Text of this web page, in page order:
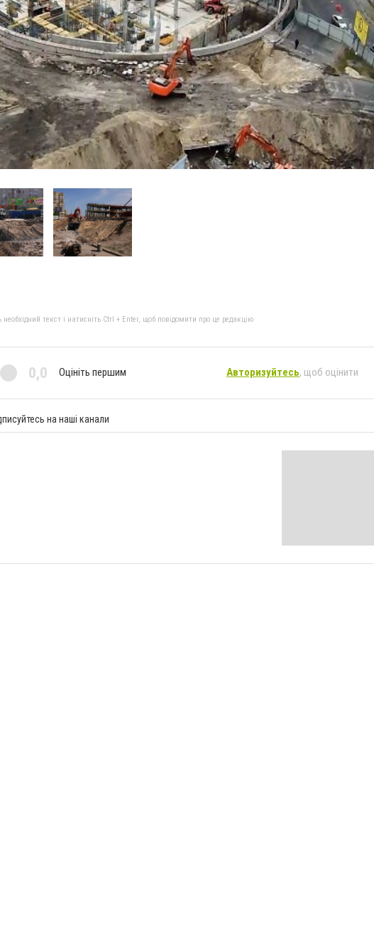
текст і натисніть Ctrl + Enter, щоб повідомити про це редакцію
0,0 Оцініть першим Авторизуйтесь, щоб оцінити
на наші канали